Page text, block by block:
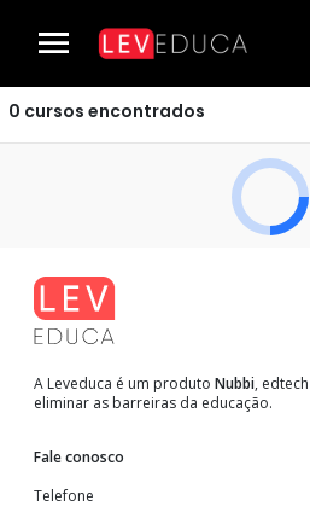
0 cursos encontrados
A Leveduca é um produto Nubbi,
eliminar as barreiras da educação.
Fale conosco
Telefone